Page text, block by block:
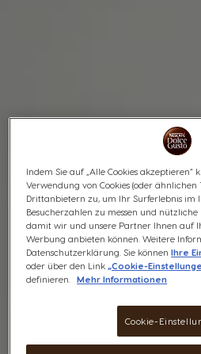
Indem Sie auf „Alle Cookies akzeptieren“
Verwendung von Cookies (oder ähnlichen
Drittanbietern zu, um Ihr Surferlebnis im
Besucherzahlen zu messen und
damit wir und unsere Partner Ihnen auf
Werbung anbieten können. Weitere
Datenschutzerklärung. Sie könnenIhre
oder über den Link „Cookie-
definieren.
Mehr Informationen
Cookie-